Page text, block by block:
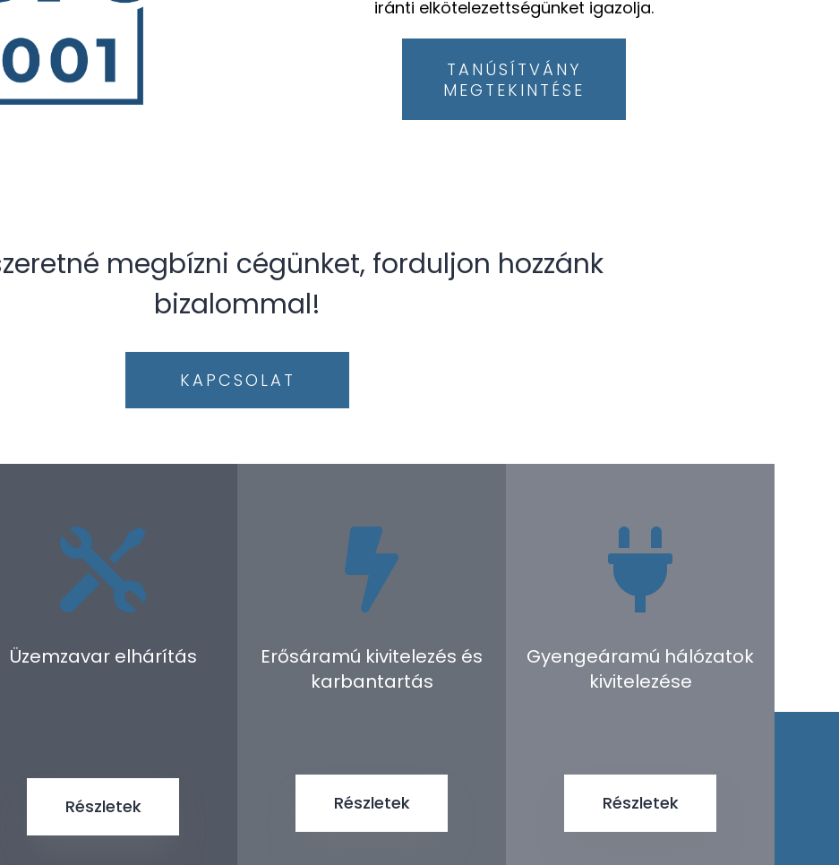
iránti elkötelezettségünket igazolja.
TANÚSÍTVÁNY
MEGTEKINTÉSE
megbízni cégünket, forduljon hozzánk
bizalommal!
KAPCSOLAT

Üzemzavar elhárítás
Részletek

Erősáramú kivitelezés és
karbantartás
Részletek

Gyengeáramú hálózatok
kivitelezése
Részletek